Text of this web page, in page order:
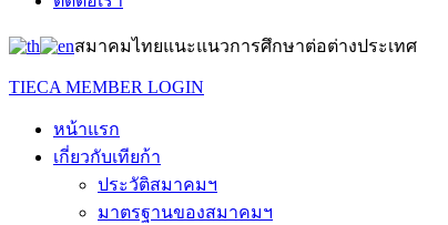
สมาคมไทยแนะแนวการศึกษาต่อต่างประเทศ
TIECA MEMBER LOGIN
หน้าแรก
เกี่ยวกับเทียก้า
ประวัติสมาคมฯ
มาตรฐานของสมาคมฯ